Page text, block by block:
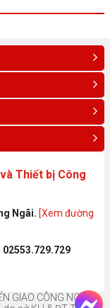
Thiết bị Công
Ngãi. [Xem đường
02553.729.729
GIAO CÔNG NGHỆ